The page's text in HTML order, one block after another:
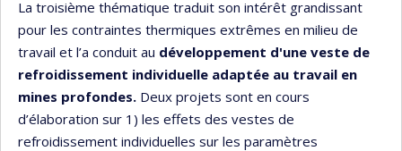
La troisième thématique traduit son intérêt grandissant
pour les contraintes thermiques extrêmes en milieu de
travail et l’a conduit au développement d'une veste de
refroidissement individuelle adaptée au travail en
mines profondes. Deux projets sont en cours
d’élaboration sur 1) les effets des vestes de
refroidissement individuelles sur les paramètres